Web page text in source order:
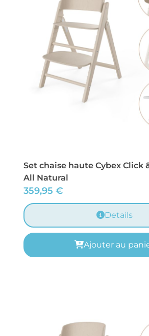
Set chaise haute Cybex Click
All Natural
359,95 €
Details
Ajouter au